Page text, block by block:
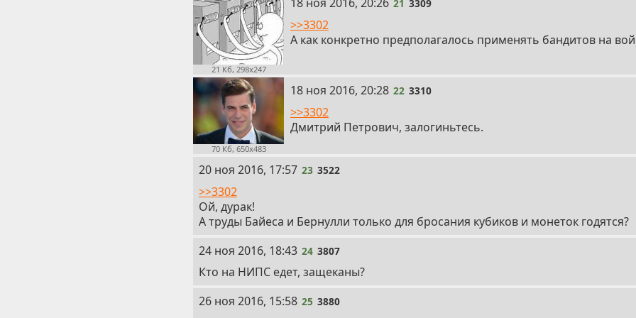
21 Кб, 298x247
21 3309
>>3302
А как конкретно предполагалось применять бандитов на
70 Кб, 650x483
22
18 ноя 2016, 20:28 22 3310
>>3302
Дмитрий Петрович, залогиньтесь.
23
20 ноя 2016, 17:57 23 3522
>>3302
Ой, дурак!
А труды Байеса и Бернулли только для бросания кубиков и монеток годятся?
24
24 ноя 2016, 18:43 24 3807
Кто на НИПС едет, защеканы?
25
26 ноя 2016, 15:58 25 3880